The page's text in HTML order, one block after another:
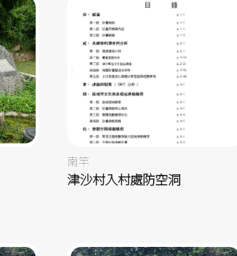
南竿
津沙村入村處防空洞